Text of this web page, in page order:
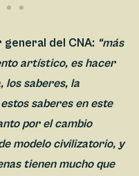
del CNA: “más
artístico, es hacer
los saberes, la
saberes en este
por el cambio
modelo civilizatorio, y
tienen mucho que